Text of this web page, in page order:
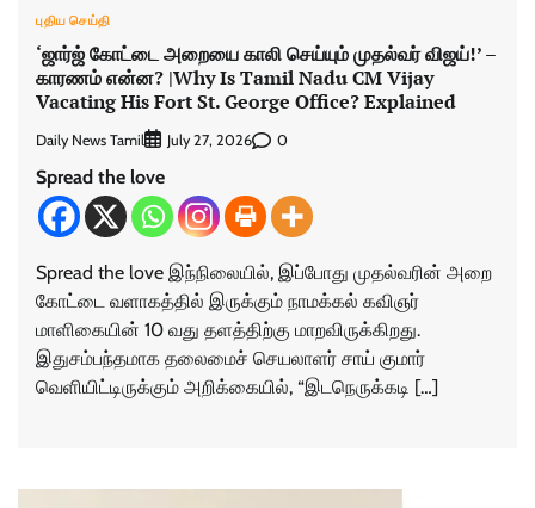
புதிய செய்தி
‘ஜார்ஜ் கோட்டை அறையை காலி செய்யும் முதல்வர் விஜய்!’ –
காரணம் என்ன? |Why Is Tamil Nadu CM Vijay
Vacating His Fort St. George Office? Explained
Daily News Tamil July 27, 2026 0
Spread the love
Spread the love இந்நிலையில், இப்போது முதல்வரின் அறை
கோட்டை வளாகத்தில் இருக்கும் நாமக்கல் கவிஞர்
மாளிகையின் 10 வது தளத்திற்கு மாறவிருக்கிறது.
இதுசம்பந்தமாக தலைமைச் செயலாளர் சாய் குமார்
வெளியிட்டிருக்கும் அறிக்கையில், “இடநெருக்கடி […]